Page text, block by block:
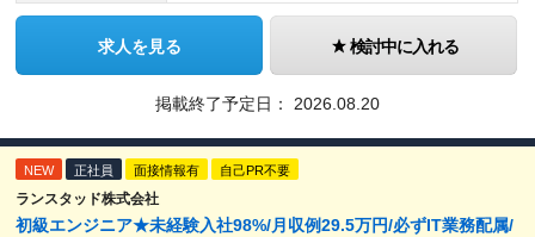
求人を見る 検討中に入れる
掲載終了予定日： 2026.08.20
NEW 正社員 面接情報有 自己PR不要
ランスタッド株式会社
初級エンジニア★未経験入社98%/月収例29.5万円/必ずIT業務配属/